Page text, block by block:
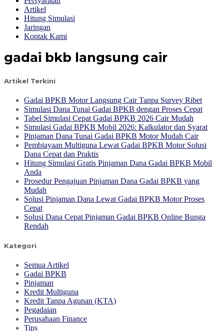
Artikel
Hitung Simulasi
Jaringan
Kontak Kami
gadai bkb langsung cair
Artikel Terkini
Gadai BPKB Motor Langsung Cair Tanpa Survey Ribet
Simulasi Dana Tunai Gadai BPKB dengan Proses Cepat
Tabel Simulasi Cepat Gadai BPKB 2026 Cair Mudah
Simulasi Gadai BPKB Mobil 2026: Kalkulator dan Syarat
Pinjaman Dana Tunai Gadai BPKB Motor Mudah Cair
Pembiayaan Multiguna Lewat Gadai BPKB Motor Solusi
Dana Cepat dan Praktis
Hitung Simulasi Gratis Pinjaman Dana Gadai BPKB Mobil
Anda
Prosedur Pengajuan Pinjaman Dana Gadai BPKB yang
Mudah
Solusi Pinjaman Dana Lewat Gadai BPKB Motor Proses
Cepat
Solusi Dana Cepat Pinjaman Gadai BPKB Online Bunga
Rendah
Kategori
Semua Artikel
Gadai BPKB
Pinjaman
Kredit Multiguna
Kredit Tanpa Agunan (KTA)
Pegadaian
Perusahaan Finance
Tips